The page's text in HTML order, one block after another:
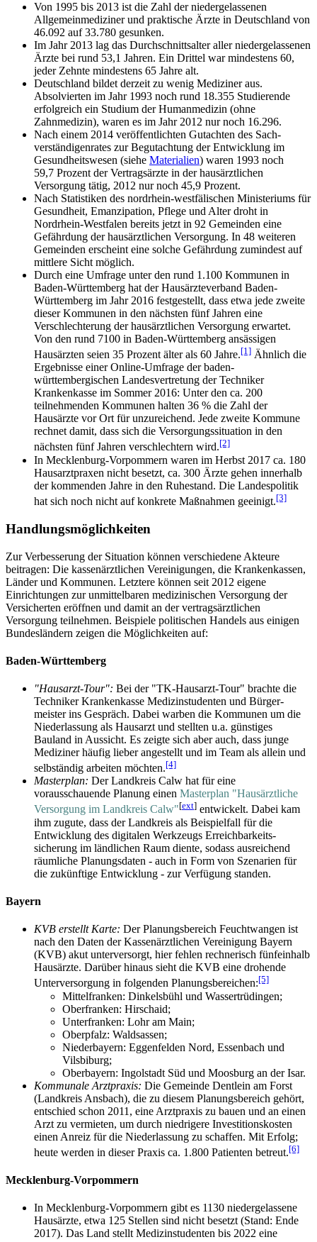
Von 1995 bis 2013 ist die Zahl der niedergelassenen
Allgemein­mediziner und praktische Ärzte in Deutschland von
46.092 auf 33.780 gesunken.
Im Jahr 2013 lag das Durch­schnitts­alter aller nieder­gelassenen
Ärzte bei rund 53,1 Jahren. Ein Drittel war mindestens 60,
jeder Zehnte mindestens 65 Jahre alt.
Deutschland bildet derzeit zu wenig Mediziner aus.
Absolvierten im Jahr 1993 noch rund 18.355 Studierende
erfolgreich ein Studium der Humanmedizin (ohne
Zahnmedizin), waren es im Jahr 2012 nur noch 16.296.
Nach einem 2014 veröffentlichten Gutachten des Sach­
verständigen­rates zur Begutachtung der Entwicklung im
Gesundheits­wesen (siehe Materialien) waren 1993 noch
59,7 Prozent der Vertragsärzte in der hausärztlichen
Versorgung tätig, 2012 nur noch 45,9 Prozent.
Nach Statistiken des nordrhein-westfälischen Ministeriums für
Gesundheit, Emanzipation, Pflege und Alter droht in
Nordrhein-Westfalen bereits jetzt in 92 Gemeinden eine
Gefährdung der haus­ärztlichen Versorgung. In 48 weiteren
Gemeinden erscheint eine solche Gefährdung zumindest auf
mittlere Sicht möglich.
Durch eine Umfrage unter den rund 1.100 Kommunen in
Baden-Württemberg hat der Hausärzte­verband Baden-
Württemberg im Jahr 2016 festgestellt, dass etwa jede zweite
dieser Kommunen in den nächsten fünf Jahren eine
Verschlechterung der hausärztlichen Versorgung erwartet.
Von den rund 7100 in Baden-Württemberg ansässigen
Hausärzten seien 35 Prozent älter als 60 Jahre.[1] Ähnlich die
Ergebnisse einer Online-Umfrage der baden-
württembergischen Landes­vertretung der Techniker
Krankenkasse im Sommer 2016: Unter den ca. 200
teilnehmenden Kommunen halten 36 % die Zahl der
Hausärzte vor Ort für unzureichend. Jede zweite Kommune
rechnet damit, dass sich die Versorgungs­situation in den
nächsten fünf Jahren verschlechtern wird.[2]
In Mecklenburg-Vorpommern waren im Herbst 2017 ca. 180
Hausarztpraxen nicht besetzt, ca. 300 Ärzte gehen innerhalb
der kommenden Jahre in den Ruhestand. Die Landespolitik
hat sich noch nicht auf konkrete Maßnahmen geeinigt.[3]
Handlungsmöglichkeiten
Zur Verbesserung der Situation können verschiedene Akteure
beitragen: Die kassen­ärztlichen Vereinigungen, die Kranken­kassen,
Länder und Kommunen. Letztere können seit 2012 eigene
Einrichtungen zur unmittelbaren medizinischen Versorgung der
Versicherten eröffnen und damit an der vertrags­ärztlichen
Versorgung teilnehmen. Beispiele politischen Handels aus einigen
Bundesländern zeigen die Möglichkeiten auf:
Baden-Württemberg
"Hausarzt-Tour": Bei der "TK-Hausarzt-Tour" brachte die
Techniker Krankenkasse Medizin­studenten und Bürger­
meister ins Gespräch. Dabei warben die Kommunen um die
Nieder­lassung als Hausarzt und stellten u.a. günstiges
Bauland in Aussicht. Es zeigte sich aber auch, dass junge
Mediziner häufig lieber angestellt und im Team als allein und
selbständig arbeiten möchten.[4]
Masterplan: Der Landkreis Calw hat für eine
vorausschauende Planung einen Masterplan "Hausärztliche
Versorgung im Landkreis Calw"[ext] entwickelt. Dabei kam
ihm zugute, dass der Landkreis als Beispielfall für die
Entwicklung des digitalen Werkzeugs Erreichbarkeits­
sicherung im ländlichen Raum diente, sodass ausreichend
räumliche Planungsdaten - auch in Form von Szenarien für
die zukünftige Entwicklung - zur Verfügung standen.
Bayern
KVB erstellt Karte: Der Planungsbereich Feuchtwangen ist
nach den Daten der Kassen­ärztlichen Vereinigung Bayern
(KVB) akut unterversorgt, hier fehlen rechnerisch fünfeinhalb
Hausärzte. Darüber hinaus sieht die KVB eine drohende
Unterversorgung in folgenden Planungsbereichen:[5]
Mittelfranken: Dinkelsbühl und Wassertrüdingen;
Oberfranken: Hirschaid;
Unterfranken: Lohr am Main;
Oberpfalz: Waldsassen;
Niederbayern: Eggenfelden Nord, Essenbach und
Vilsbiburg;
Oberbayern: Ingolstadt Süd und Moosburg an der Isar.
Kommunale Arztpraxis: Die Gemeinde Dentlein am Forst
(Landkreis Ansbach), die zu diesem Planungs­bereich gehört,
entschied schon 2011, eine Arztpraxis zu bauen und an einen
Arzt zu vermieten, um durch niedrigere Investitions­kosten
einen Anreiz für die Niederlassung zu schaffen. Mit Erfolg;
heute werden in dieser Praxis ca. 1.800 Patienten betreut.[6]
Mecklenburg-Vorpommern
In Mecklenburg-Vorpommern gibt es 1130 niedergelassene
Hausärzte, etwa 125 Stellen sind nicht besetzt (Stand: Ende
2017). Das Land stellt Medizin­studenten bis 2022 eine